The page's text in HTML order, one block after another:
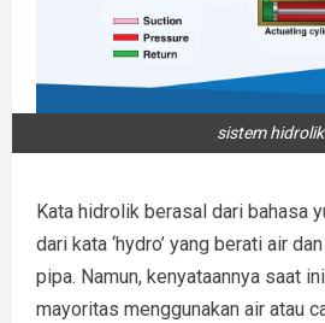
sistem hidrolik
Kata hidrolik berasal dari bahasa
dari kata ‘hydro’ yang berati air
pipa. Namun, kenyataannya saat
mayoritas menggunakan air atau